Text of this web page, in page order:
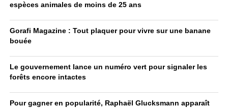
espèces animales de moins de 25 ans
Gorafi Magazine : Tout plaquer pour vivre sur une banane
bouée
Le gouvernement lance un numéro vert pour signaler les
forêts encore intactes
Pour gagner en popularité, Raphaël Glucksmann apparaît